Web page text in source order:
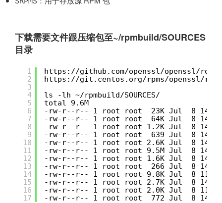
下载需要文件跟压缩包至~/rpmbuild/SOURCES
目录
1
2
3
4
5
6
7
8
9
10
11
12
13
14
15
16
17
https://github.com/openssl/openssl/
https://git.centos.org/rpms/openssl/
ls -lh ~/rpmbuild/SOURCES/
total 9.6M
-rw-r--r-- 1 root root  23K Jul  8 14:35
-rw-r--r-- 1 root root  64K Jul  8
-rw-r--r-- 1 root root 1.2K Jul  8 14:35
-rw-r--r-- 1 root root  639 Jul  8 14:35
-rw-r--r-- 1 root root 2.6K Jul  8
-rw-r--r-- 1 root root 9.5M Jul  8
-rw-r--r-- 1 root root 1.6K Jul  8 14:35
-rw-r--r-- 1 root root  266 Jul  8 14:35
-rw-r--r-- 1 root root 9.8K Jul  8
-rw-r--r-- 1 root root 2.7K Jul  8 14:35
-rw-r--r-- 1 root root 2.0K Jul  8 11:15
-rw-r--r-- 1 root root  772 Jul  8 14:35